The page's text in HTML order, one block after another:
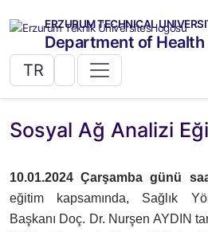
ERZURUM TECHNICAL
Department of
TR
Sosyal Ağ Analizi
10.01.2024 Çarşamba günü
eğitim kapsamında, Sağlık
Başkanı Doç. Dr. Nurşen AYDIN